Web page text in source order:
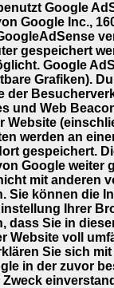
Google
Google Inc.,
gespeichert
Google
Grafiken).
der
und Web
Website
werden an
gespeichert.
Google weiter
mit anderen
Sie können die
Ihrer
dass Sie in
Website voll
Sie sich
in der zuvor